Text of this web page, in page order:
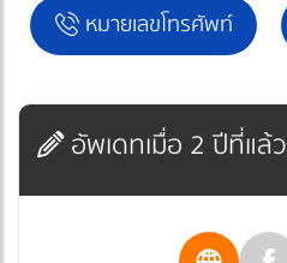
หมายเลขโทรศัพท์
อัพเดทเมื่อ 2 ปีที่แล้ว